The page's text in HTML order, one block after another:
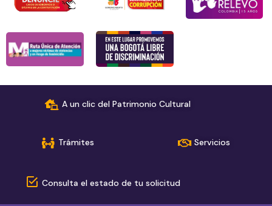
A un clic del Patrimonio Cultural
Trámites Servicios
Consulta el estado de tu solicitud